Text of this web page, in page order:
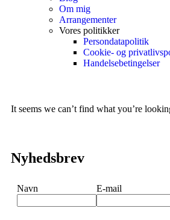
Om mig
Arrangementer
Vores politikker
Persondatapolitik
Cookie- og
Handelsebetingelser
It seems we can’t find what you’re
Nyhedsbrev
Navn E-mail